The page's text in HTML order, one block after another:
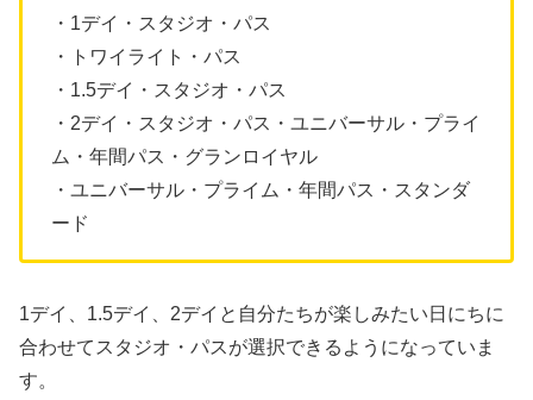
・1デイ・スタジオ・パス
・トワイライト・パス
・1.5デイ・スタジオ・パス
・2デイ・スタジオ・パス・ユニバーサル・プライ
ム・年間パス・グランロイヤル
・ユニバーサル・プライム・年間パス・スタンダ
ード
1デイ、1.5デイ、2デイと自分たちが楽しみたい日にちに
合わせてスタジオ・パスが選択できるようになっていま
す。